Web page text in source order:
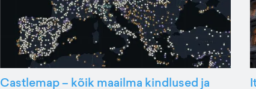
Castlemap – kõik maailma kindlused ja